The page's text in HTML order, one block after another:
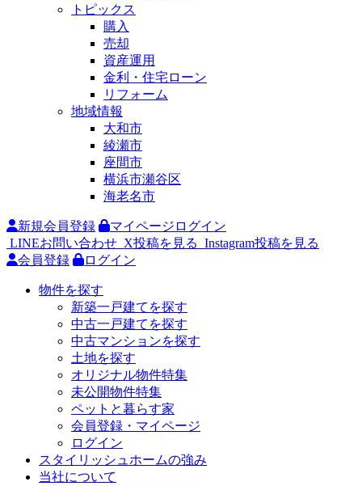
トピックス
購入
売却
資産運用
金利・住宅ローン
リフォーム
地域情報
大和市
綾瀬市
座間市
横浜市瀬谷区
海老名市
新規会員登録
マイページログイン
LINEお問い合わせ X投稿を見る Instagram投稿を見る
会員登録
ログイン
物件を探す
新築一戸建てを探す
中古一戸建てを探す
中古マンションを探す
土地を探す
オリジナル物件特集
未公開物件特集
ペットと暮らす家
会員登録・マイページ
ログイン
スタイリッシュホームの強み
当社について